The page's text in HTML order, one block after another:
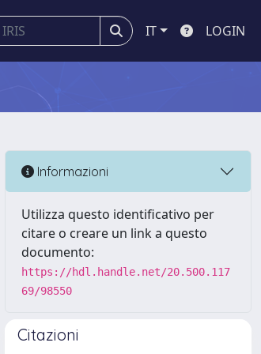
IT LOGIN
Informazioni
Utilizza questo identificativo per
citare o creare un link a questo
documento:
https://hdl.handle.net/20.500.117
69/98550
Citazioni